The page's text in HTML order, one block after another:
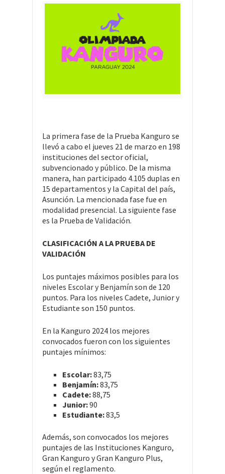
La primera fase de la Prueba Kanguro se
llevó a cabo el jueves 21 de marzo en 198
instituciones del sector oficial,
subvencionado y público. De la misma
manera, han participado 4.105 duplas en
15 departamentos y la Capital del país,
Asunción. La mencionada fase fue en
modalidad presencial. La siguiente fase
es la Prueba de Validación.
CLASIFICACIÓN A LA PRUEBA DE
VALIDACIÓN
Los puntajes máximos posibles para los
niveles Escolar y Benjamín son de 120
puntos. Para los niveles Cadete, Junior y
Estudiante son 150 puntos.
En la Kanguro 2024 los mejores
convocados fueron con los siguientes
puntajes mínimos:
Escolar:83,75
Benjamín:83,75
Cadete:88,75
Junior:90
Estudiante:83,5
Además, son convocados los mejores
puntajes de las Instituciones Kanguro,
Gran Kanguro y Gran Kanguro Plus,
según el reglamento.